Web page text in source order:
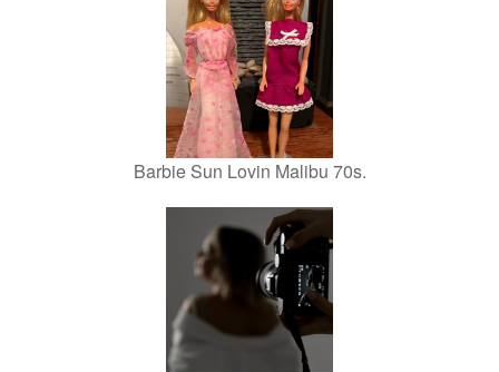
Barbie Sun Lovin Malibu 70s.